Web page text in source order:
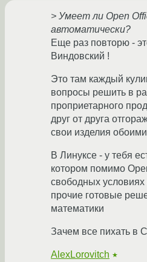
> Умеет ли Open
автоматически?
Еще раз повторю -
Виндовский !
Это там каждый
вопросы решить в
проприетарного
друг от друга
свои изделия
В Линуксе - у тебя
котором помимо
свободных условиях
прочие готовые
математики
Зачем все пихать в
AlexLorovitch ★